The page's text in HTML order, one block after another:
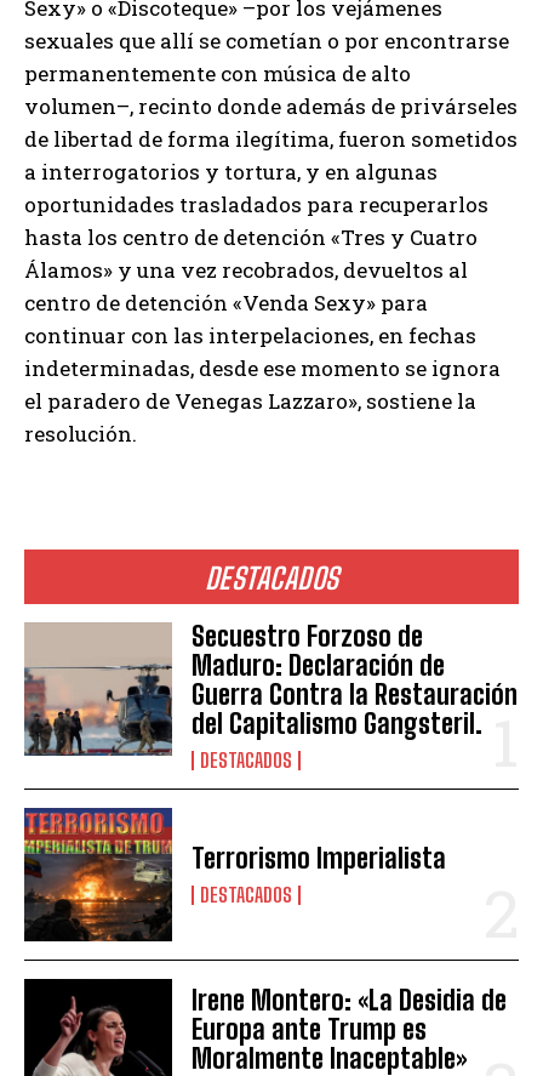
DESTACADOS
Secuestro Forzoso de
Maduro: Declaración de
Guerra Contra la Restauración
del Capitalismo Gangsteril.
DESTACADOS
Terrorismo Imperialista
DESTACADOS
Irene Montero: «La Desidia de
Europa ante Trump es
Moralmente Inaceptable»
Sexy» o «Discoteque» –por los vejámenes
sexuales que allí se cometían o por encontrarse
permanentemente con música de alto
volumen–, recinto donde además de privárseles
de libertad de forma ilegítima, fueron sometidos
a interrogatorios y tortura, y en algunas
oportunidades trasladados para recuperarlos
hasta los centro de detención «Tres y Cuatro
Álamos» y una vez recobrados, devueltos al
centro de detención «Venda Sexy» para
continuar con las interpelaciones, en fechas
indeterminadas, desde ese momento se ignora
el paradero de Venegas Lazzaro», sostiene la
resolución.